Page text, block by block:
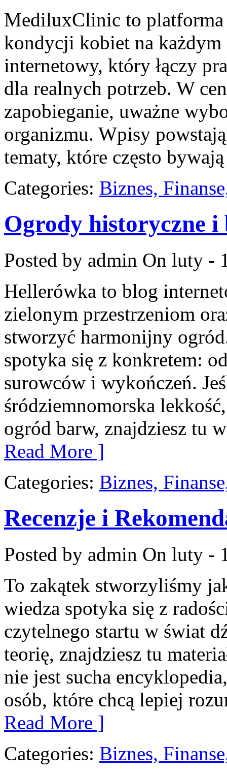
MediluxClinic to platforma
kondycji kobiet na każdym
internetowy, który łączy
dla realnych potrzeb. W
zapobieganie, uważne
organizmu. Wpisy
tematy, które często bywają
Categories: Biznes,
Ogrody historyczne i
Posted by admin On luty -
Hellerówka to blog
zielonym przestrzeniom
stworzyć harmonijny
spotyka się z konkretem:
surowców i wykończeń.
śródziemnomorska
ogród barw, znajdziesz tu
Read More ]
Categories: Biznes,
Recenzje i
Posted by admin On luty -
To zakątek stworzyliśmy
wiedza spotyka się z
czytelnego startu w świat
teorię, znajdziesz tu
nie jest sucha
osób, które chcą lepiej
Read More ]
Categories: Biznes,